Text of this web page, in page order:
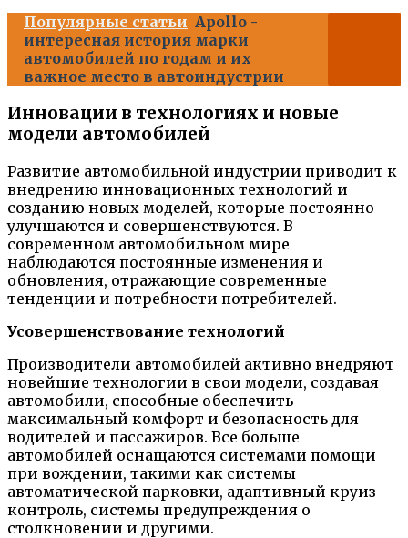
Популярные статьи Apollo -
интересная история марки
автомобилей по годам и их
важное место в автоиндустрии
Инновации в технологиях и новые
модели автомобилей
Развитие автомобильной индустрии приводит к
внедрению инновационных технологий и
созданию новых моделей, которые постоянно
улучшаются и совершенствуются. В
современном автомобильном мире
наблюдаются постоянные изменения и
обновления, отражающие современные
тенденции и потребности потребителей.
Усовершенствование технологий
Производители автомобилей активно внедряют
новейшие технологии в свои модели, создавая
автомобили, способные обеспечить
максимальный комфорт и безопасность для
водителей и пассажиров. Все больше
автомобилей оснащаются системами помощи
при вождении, такими как системы
автоматической парковки, адаптивный круиз-
контроль, системы предупреждения о
столкновении и другими.